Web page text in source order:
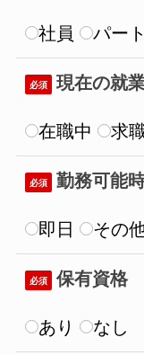
社員 パー
必須 現在の就
在職中 求
必須 勤務可能
即日 その
必須 保有資格
あり なし